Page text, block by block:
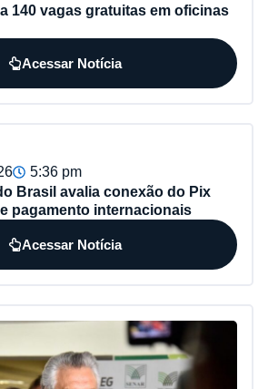
140 vagas gratuitas em oficinas
Acessar Notícia
5:36 pm
Brasil avalia conexão do Pix
pagamento internacionais
Acessar Notícia